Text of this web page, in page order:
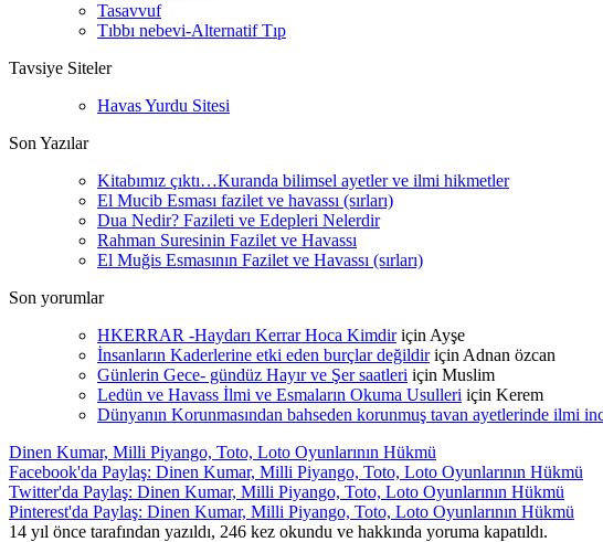
Tasavvuf
Tıbbı nebevi-Alternatif Tıp
Tavsiye Siteler
Havas Yurdu Sitesi
Son Yazılar
Kitabımız çıktı…Kuranda bilimsel ayetler ve ilmi hikmetler
El Mucib Esması fazilet ve havassı (sırları)
Dua Nedir? Fazileti ve Edepleri Nelerdir
Rahman Suresinin Fazilet ve Havassı
El Muğis Esmasının Fazilet ve Havassı (sırları)
Son yorumlar
HKERRAR -Haydarı Kerrar Hoca Kimdiriçin Ayşe
İnsanların Kaderlerine etki eden burçlar değildiriçin Adnan özcan
Günlerin Gece- gündüz Hayır ve Şer saatleri için Muslim
Ledün ve Havass İlmi ve Esmaların Okuma Usulleri için Kerem
Dünyanın Korunmasından bahseden korunmuş tavan ayetlerinde ilmi
Dinen Kumar, Milli Piyango, Toto, Loto Oyunlarının Hükmü
Facebook'da Paylaş: Dinen Kumar, Milli Piyango, Toto, Loto Oyunlarının Hükmü
Twitter'da Paylaş: Dinen Kumar, Milli Piyango, Toto, Loto Oyunlarının Hükmü
Pinterest'da Paylaş: Dinen Kumar, Milli Piyango, Toto, Loto Oyunlarının Hükmü
14 yıl önce tarafından yazıldı, 246 kez okundu ve hakkında yoruma kapatıldı.